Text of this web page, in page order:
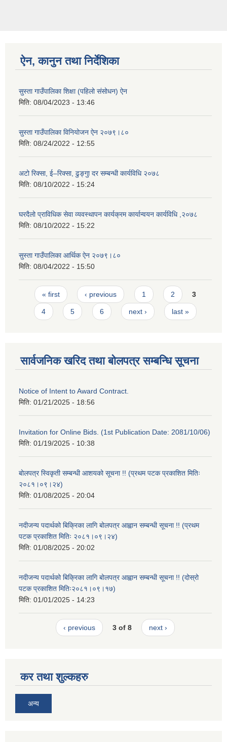
ऐन, कानुन तथा निर्देशिका
सुस्ता गाउँपालिका शिक्षा (पहिलो संसोधन) ऐन
मिति: 08/04/2023 - 13:46
सुस्ता गाउँपालिका विनियोजन ऐन २०७९।८०
मिति: 08/24/2022 - 12:55
अटो रिक्सा, ई–रिक्सा, ढुङ्गुा दर सम्बन्धी कार्यविधि २०७८
मिति: 08/10/2022 - 15:24
घरदैलो प्राविधिक सेवा व्यवस्थापन कार्यक्रम कार्यान्वयन कार्यविधि ,२०७८
मिति: 08/10/2022 - 15:22
सुस्ता गाउँपालिका आर्थिक ऐन २०७९।८०
मिति: 08/04/2022 - 15:50
Pages
« first ‹ previous 1 2 3
4 5 6 next › last »
सार्वजनिक खरिद तथा बोलपत्र सम्बन्धि सूचना
Notice of Intent to Award Contract.
मिति: 01/21/2025 - 18:56
Invitation for Online Bids. (1st Publication Date: 2081/10/06)
मिति: 01/19/2025 - 10:38
बोलपत्र स्विकृती सम्बन्धी आशयको सूचना !! (प्रथम पटक प्रकाशित मितिः
२०८१।०९।२४)
मिति: 01/08/2025 - 20:04
नदीजन्य पदार्थको बिक्रिका लागि बोलपत्र आह्वान सम्बन्धी सूचना !! (प्रथम
पटक प्रकाशित मितिः २०८१।०९।२४)
मिति: 01/08/2025 - 20:02
नदीजन्य पदार्थको बिक्रिका लागि बोलपत्र आह्वान सम्बन्धी सूचना !! (दोस्रो
पटक प्रकाशित मितिः२०८१।०९।१७)
मिति: 01/01/2025 - 14:23
‹ previous 3 of 8 next ›
कर तथा शुल्कहरु
अन्य